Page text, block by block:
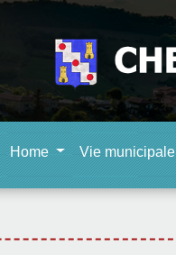
Home Vie municipale